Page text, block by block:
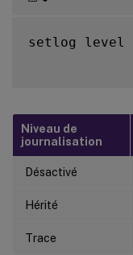
setlog level
Niveau de
journalisation
Désactivé
Hérité
Trace